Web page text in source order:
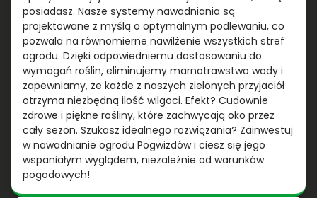
posiadasz. Nasze systemy nawadniania są
projektowane z myślą o optymalnym podlewaniu, co
pozwala na równomierne nawilżenie wszystkich stref
ogrodu. Dzięki odpowiedniemu dostosowaniu do
wymagań roślin, eliminujemy marnotrawstwo wody i
zapewniamy, że każde z naszych zielonych przyjaciół
otrzyma niezbędną ilość wilgoci. Efekt? Cudownie
zdrowe i piękne rośliny, które zachwycają oko przez
cały sezon. Szukasz idealnego rozwiązania? Zainwestuj
w nawadnianie ogrodu Pogwizdów i ciesz się jego
wspaniałym wyglądem, niezależnie od warunków
pogodowych!